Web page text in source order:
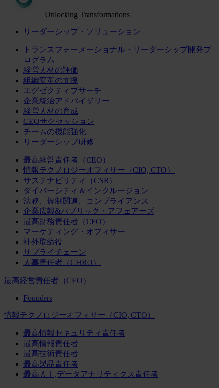
Unlocking Transformations
リーダーシップ・ソリューション
トランスフォーメーショナル・リーダーシップ開発プ
ログラム
経営人材の評価
組織変革の支援
エグゼクティブサーチ
企業統治アドバイザリー
経営人材の育成
CEOサクセッション
チームの機能強化
リーダーシップ研修
最高経営責任者（CEO）
情報テクノロジーオフィサー（CIO, CTO）
サステナビリティ（CSR）
ダイバーシティ＆インクルージョン
法務、規制関連、コンプライアンス
企業広報&パブリック・アフェアーズ
最高財務責任者（CFO）
マーケティング・オフィサー
社外取締役
サプライチェーン
人事責任者（CHRO）
最高経営責任者（CEO）
Founders
情報テクノロジーオフィサー（CIO, CTO）
最高情報セキュリティ責任者
最高情報責任者
最高技術責任者
最高製品責任者
最高ＡＩ,データアナリティクス責任者